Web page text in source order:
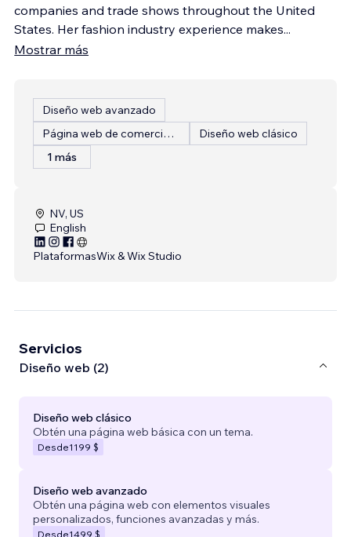
companies and trade shows throughout the United
States. Her fashion industry experience makes...
Mostrar más
Diseño web avanzado
Página web de comercio electrónico
Diseño web clásico
1 más
NV, US
English
PlataformasWix & Wix Studio
Servicios
Diseño web (2)
Diseño web clásico
Obtén una página web básica con un tema.
Desde1199 $
Diseño web avanzado
Obtén una página web con elementos visuales
personalizados, funciones avanzadas y más.
Desde1499 $